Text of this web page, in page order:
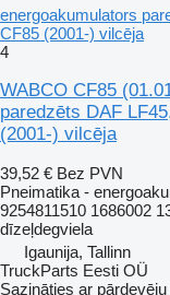
energoakumulators
CF85 (2001-) vilcēja
4
WABCO CF85
paredzēts DAF
(2001-) vilcēja
39,52 € Bez PVN
Pneimatika -
9254811510 1686002
dīzeļdegviela
Igaunija, Tallinn
TruckParts Eesti OÜ
Sazināties ar pārdevēju